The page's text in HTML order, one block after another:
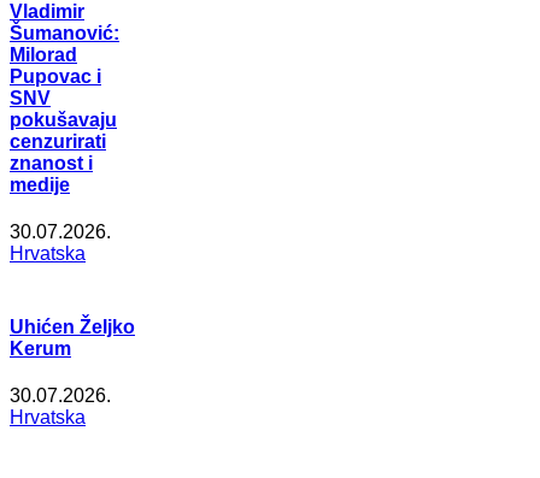
Vladimir
Šumanović:
Milorad
Pupovac i
SNV
pokušavaju
cenzurirati
znanost i
medije
30.07.2026.
Hrvatska
Uhićen Željko
Kerum
30.07.2026.
Hrvatska